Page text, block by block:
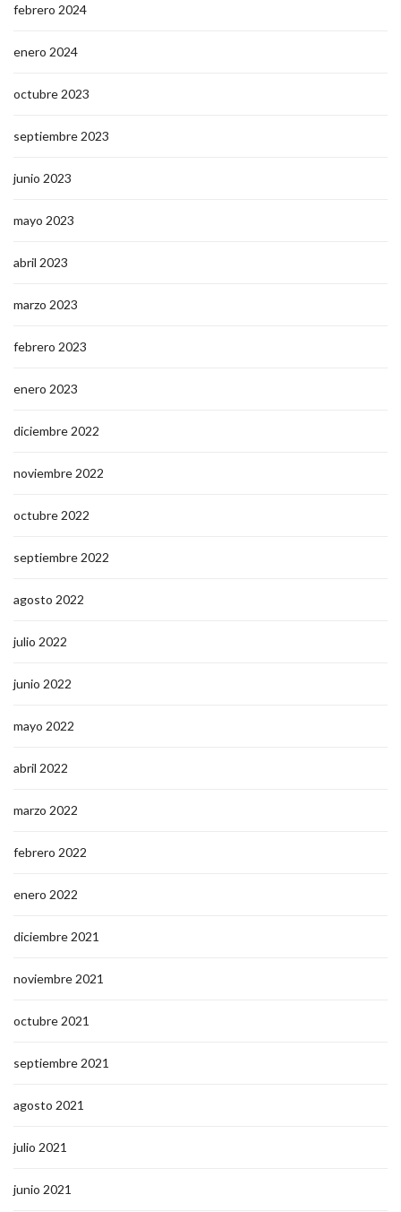
febrero 2024
enero 2024
octubre 2023
septiembre 2023
junio 2023
mayo 2023
abril 2023
marzo 2023
febrero 2023
enero 2023
diciembre 2022
noviembre 2022
octubre 2022
septiembre 2022
agosto 2022
julio 2022
junio 2022
mayo 2022
abril 2022
marzo 2022
febrero 2022
enero 2022
diciembre 2021
noviembre 2021
octubre 2021
septiembre 2021
agosto 2021
julio 2021
junio 2021